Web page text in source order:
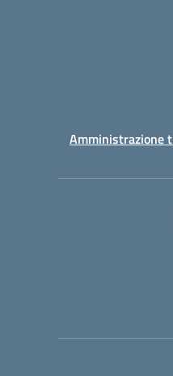
Amministrazione